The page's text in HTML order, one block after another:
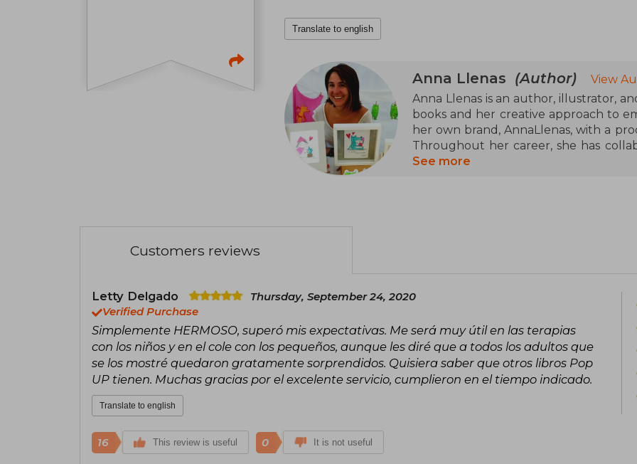
Translate to english
Anna Llenas (Author)
View
Anna Llenas is an author, illustrator,
books and her creative approach to
her own brand, AnnaLlenas, with a
Throughout her career, she has
La Vanguardia, Cruïlla, Grupo SM,
See more
Customers reviews
Letty Delgado
Thursday, September 24, 2020
Verified Purchase
Simplemente HERMOSO, superó mis expectativas. Me será muy útil en las terapias
con los niños y en el cole con los pequeños, aunque les diré que a todos los adultos que
se los mostré quedaron gratamente sorprendidos. Quisiera saber que otros libros Pop
UP tienen. Muchas gracias por el excelente servicio, cumplieron en el tiempo indicado.
Translate to english
16 This review is useful 0 It is not useful